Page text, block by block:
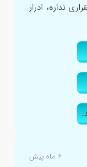
نداره، ادرار
۶ ماه پیش